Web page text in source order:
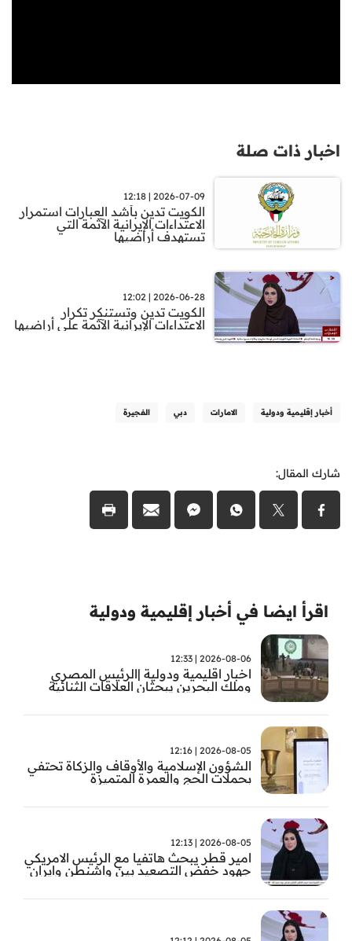
اخبار ذات صلة
2026-07-09 | 12:18
الكويت تدين بأشد العبارات استمرار
الاعتداءات الإيرانية الآثمة التي
تستهدف أراضيها
2026-06-28 | 12:02
الكويت تدين وتستنكر تكرار
الاعتداءات الإيرانية الآثمة على أراضيها
أخبار إقليمية ودولية الامارات دبي الفجيرة
شارك المقال:
اقرأ ايضا في أخبار إقليمية ودولية
2026-08-06 | 12:33
اخبار اقليمية ودولية |الرئيس المصري
وملك البحرين يبحثان العلاقات الثنائية
2026-08-05 | 12:16
الشؤون الإسلامية والأوقاف والزكاة تحتفي
بحملات الحج والعمرة المتميزة
2026-08-05 | 12:13
امير قطر يبحث هاتفيا مع الرئيس الامريكي
جهود خفض التصعيد بين واشنطن وايران